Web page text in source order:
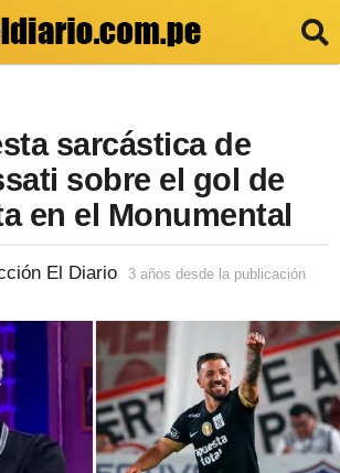
sarcástica de
sobre el gol de
en el Monumental
El Diario 3 años desde la publicación
o
e
s
d
e